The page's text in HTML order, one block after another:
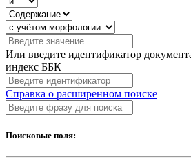
Или введите идентификатор
индекс ББК
Справка о расширенном поиске
Поисковые поля: